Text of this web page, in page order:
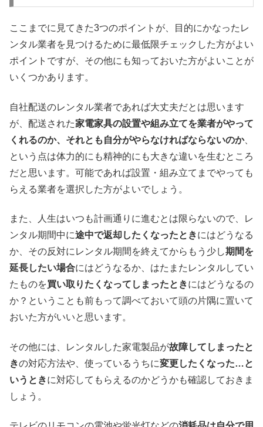
ここまでに見てきた3つのポイントが、目的にかなったレ
ンタル業者を見つけるために最低限チェックした方がよい
ポイントですが、その他にも知っておいた方がよいことが
いくつかあります。
自社配送のレンタル業者であれば大丈夫だとは思います
が、配送された家電家具の設置や組み立てを業者がやって
くれるのか、それとも自分がやらなければならないのか、
という点は体力的にも精神的にも大きな違いを生むところ
だと思います。可能であれば設置・組み立てまでやっても
らえる業者を選択した方がよいでしょう。
また、人生はいつも計画通りに進むとは限らないので、レ
ンタル期間中に途中で返却したくなったときにはどうなる
か、その反対にレンタル期間を終えてからもう少し期間を
延長したい場合にはどうなるか、はたまたレンタルしてい
たものを買い取りたくなってしまったときにはどうなるの
か？ということも前もって調べておいて頭の片隅に置いて
おいた方がいいと思います。
その他には、レンタルした家電製品が故障してしまったと
きの対応方法や、使っているうちに変更したくなった…と
いうときに対応してもらえるのかどうかも確認しておきま
しょう。